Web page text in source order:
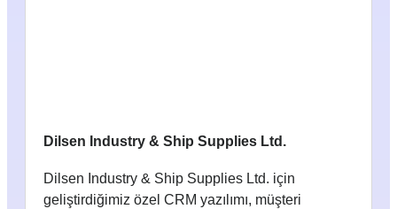
Dilsen Industry & Ship Supplies Ltd.
Dilsen Industry & Ship Supplies Ltd. için
geliştirdiğimiz özel CRM yazılımı, müşteri